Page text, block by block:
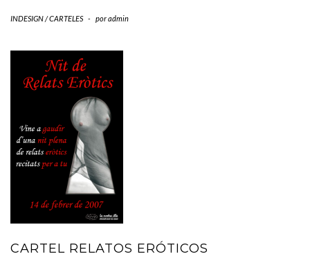
INDESIGN / CARTELES - poradmin
CARTEL RELATOS ERÓTICOS